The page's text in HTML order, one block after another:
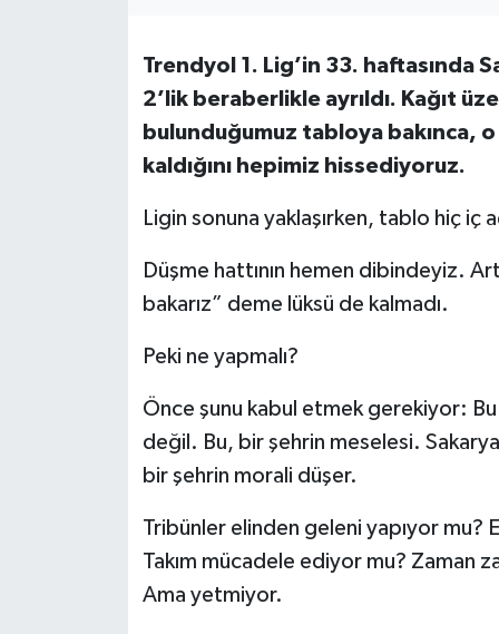
Trendyol 1. Lig’in 33. haftasında
2’lik beraberlikle ayrıldı. Kağıt
bulunduğumuz tabloya bakınca,
kaldığını hepimiz hissediyoruz.
Ligin sonuna yaklaşırken, tablo hiç iç
Düşme hattının hemen dibindeyiz.
bakarız” deme lüksü de kalmadı.
Peki ne yapmalı?
Önce şunu kabul etmek gerekiyor:
değil. Bu, bir şehrin meselesi.
bir şehrin morali düşer.
Tribünler elinden geleni yapıyor mu?
Takım mücadele ediyor mu? Zaman
Ama yetmiyor.